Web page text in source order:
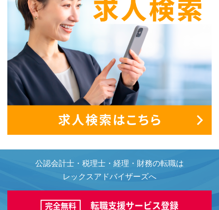
公認会計士・税理士・経理・財務の転職は
レックスアドバイザーズへ
完全無料 転職支援サービス登録